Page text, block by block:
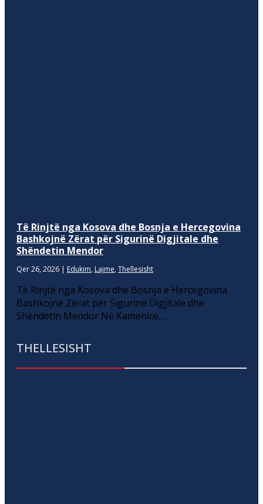
Të Rinjtë nga Kosova dhe Bosnja e Hercegovina
Bashkojnë Zërat për Sigurinë Digjitale dhe
Shëndetin Mendor
Qer 26, 2026 | Edukim, Lajme, Thellesisht
Të Rinjtë nga Kosova dhe Bosnja e Hercegovina
Bashkojnë Zërat për Sigurinë Digjitale dhe
Shëndetin Mendor Në Kamenicë,...
THELLESISHT